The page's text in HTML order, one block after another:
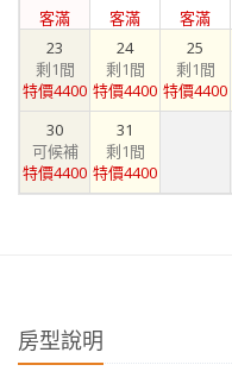
客滿
客滿
客滿
23
剩1間
特價4400
24
剩1間
特價4400
25
剩1間
特價4400
30
可候補
特價4400
31
剩1間
特價4400
房型說明